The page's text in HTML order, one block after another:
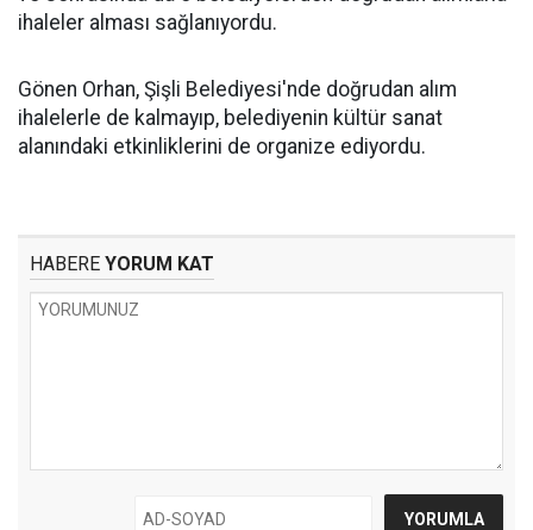
ihaleler alması sağlanıyordu.
Gönen Orhan, Şişli Belediyesi'nde doğrudan alım
ihalelerle de kalmayıp, belediyenin kültür sanat
alanındaki etkinliklerini de organize ediyordu.
HABERE YORUM KAT